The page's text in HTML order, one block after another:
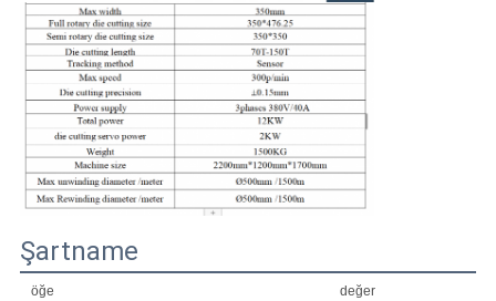
Şartname
öğe
değer